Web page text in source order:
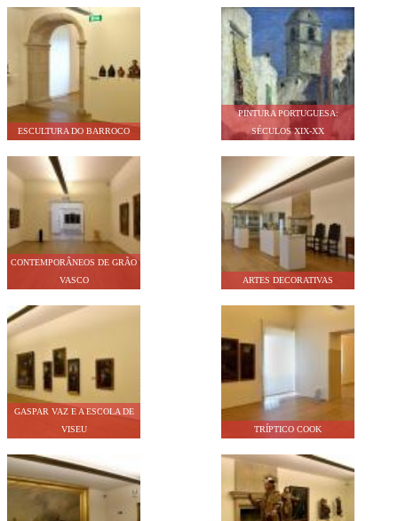
ESCULTURA DO BARROCO
PINTURA PORTUGUESA:
SÉCULOS XIX-XX
CONTEMPORÂNEOS DE GRÃO
VASCO
ARTES DECORATIVAS
GASPAR VAZ E A ESCOLA DE
VISEU
TRÍPTICO COOK